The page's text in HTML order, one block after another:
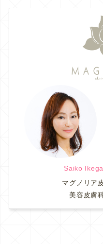
Saiko
マグノリア
美容皮膚